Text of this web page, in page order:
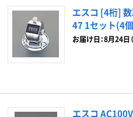
エスコ [4桁]
47 1セット(4個
お届け日：8月24日
エスコ